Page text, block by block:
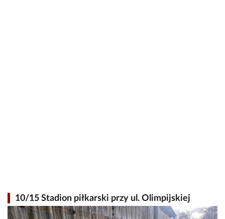
10/15 Stadion piłkarski przy ul. Olimpijskiej